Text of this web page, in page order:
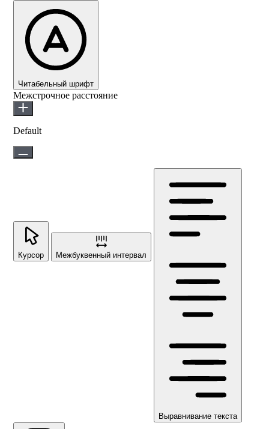
Читабельный шрифт
Межстрочное расстояние
Default
Курсор Межбуквенный интервал
Выравнивание текста